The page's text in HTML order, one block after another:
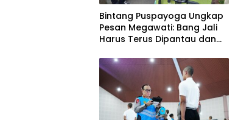
Bintang Puspayoga Ungkap
Pesan Megawati: Bang Jali
Harus Terus Dipantau dan